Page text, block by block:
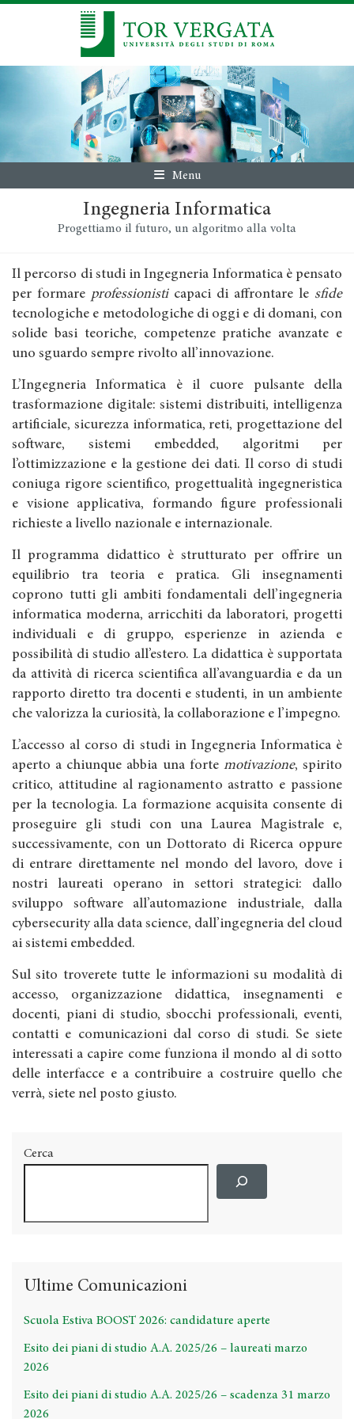
Menu
Ingegneria Informatica
Progettiamo il futuro, un algoritmo alla volta
Il percorso di studi in Ingegneria Informatica è pensato
per formare professionisticapaci di affrontare le sfide
tecnologiche e metodologiche di oggi e di domani, con
solide basi teoriche, competenze pratiche avanzate e
uno sguardo sempre rivolto all’innovazione.
L’Ingegneria Informatica è il cuore pulsante della
trasformazione digitale: sistemi distribuiti, intelligenza
artificiale, sicurezza informatica, reti, progettazione del
software, sistemi embedded, algoritmi per
l’ottimizzazione e la gestione dei dati. Il corso di studi
coniuga rigore scientifico, progettualità ingegneristica
e visione applicativa, formando figure professionali
richieste a livello nazionale e internazionale.
Il programma didattico è strutturato per offrire un
equilibrio tra teoria e pratica. Gli insegnamenti
coprono tutti gli ambiti fondamentali dell’ingegneria
informatica moderna, arricchiti da laboratori, progetti
individuali e di gruppo, esperienze in azienda e
possibilità di studio all’estero. La didattica è supportata
da attività di ricerca scientifica all’avanguardia e da un
rapporto diretto tra docenti e studenti, in un ambiente
che valorizza la curiosità, la collaborazione e l’impegno.
L’accesso al corso di studi in Ingegneria Informatica è
aperto a chiunque abbia una forte motivazione, spirito
critico, attitudine al ragionamento astratto e passione
per la tecnologia. La formazione acquisita consente di
proseguire gli studi con una Laurea Magistrale e,
successivamente, con un Dottorato di Ricerca oppure
di entrare direttamente nel mondo del lavoro, dove i
nostri laureati operano in settori strategici: dallo
sviluppo software all’automazione industriale, dalla
cybersecurity alla data science, dall’ingegneria del cloud
ai sistemi embedded.
Sul sito troverete tutte le informazioni su modalità di
accesso, organizzazione didattica, insegnamenti e
docenti, piani di studio, sbocchi professionali, eventi,
contatti e comunicazioni dal corso di studi. Se siete
interessati a capire come funziona il mondo al di sotto
delle interfacce e a contribuire a costruire quello che
verrà, siete nel posto giusto.
Cerca
Ultime Comunicazioni
Scuola Estiva BOOST 2026: candidature aperte
Esito dei piani di studio A.A. 2025/26 – laureati marzo
2026
Esito dei piani di studio A.A. 2025/26 – scadenza 31 marzo
2026